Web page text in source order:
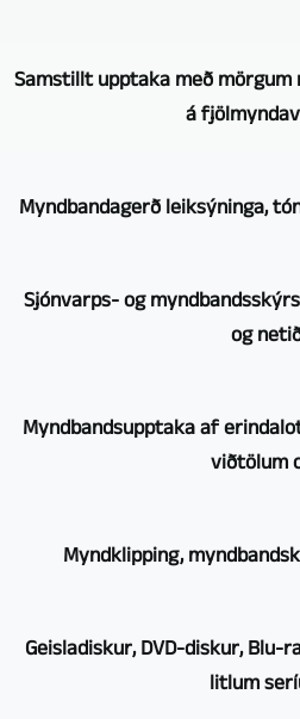
Samstillt upptaka með
á
og
Við
Myndbandagerð leiksýninga,
af
o.fl.
Sjónvarps- og
og
við
á
Myndbandsupptaka af
viðtölum
er
Myndklipping,
er
Geisladiskur, DVD-diskur,
litlum